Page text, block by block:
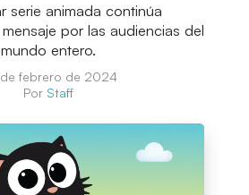
serie animada continúa
por las audiencias del
mundo entero.
febrero de 2024
Por Staff